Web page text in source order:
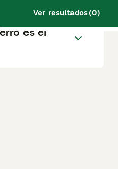
Ver resultados(0)
es el